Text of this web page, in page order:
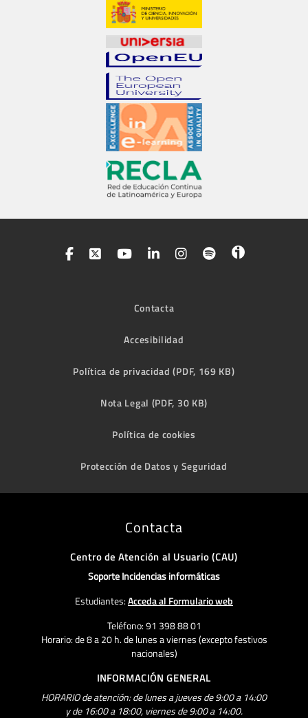
Contacta
Accesibilidad
Política de privacidad (PDF, 169 KB)
Nota Legal (PDF, 30 KB)
Política de cookies
Protección de Datos y Seguridad
Contacta
Centro de Atención al Usuario (CAU)
Soporte Incidencias informáticas
Estudiantes:Acceda al Formulario web
Teléfono: 91 398 88 01
Horario: de 8 a 20 h. de lunes a viernes (excepto festivos
nacionales)
INFORMACIÓN GENERAL
HORARIO de atención: de lunes a jueves de 9:00 a 14:00
y de 16:00 a 18:00, viernes de 9:00 a 14:00.